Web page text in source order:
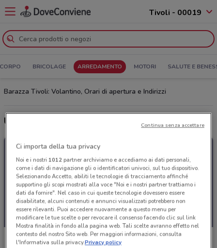
Tivoli - 00019
BRICOLAGE ARREDAMENTO MOTORI SALUTE E
Barazza Tivoli: Volantino, Orari di apertura e Indirizzi
Ultime offerte del volantino Barazza
Barazza
Ci importa della tua privacy
Noi e i nostri 1012partner archiviamo e accediamo ai dati personali,
come i dati di navigazione gli o identificatori univoci, sul tuo dispositivo.
Selezionando Accetto, abiliti le tecnologie di tracciamento affinché
supportino gli scopi mostrati alla voce "Noi e i nostri partner trattiamo i
dati da fornire". Nel caso in cui queste tecnologie dovessero essere
disabilitate, alcuni contenuti e annunci visualizzati potrebbero non
essere rilevanti. Puoi accedere nuovamente a questo menu per
modificare le tue scelte o per revocare il consenso facendo clic sul link
Mostra finalità in fondo alla pagina web. Tali scelte avranno effetto nel
contesto del nostro Sito web. Per maggiori informazioni, consulta
l'Informativa sulla privacy.Privacy policy
Continua senza accettare